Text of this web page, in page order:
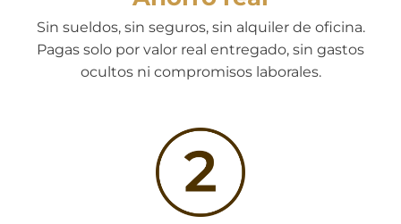
Sin sueldos, sin seguros, sin alquiler de oficina.
Pagas solo por valor real entregado, sin gastos
ocultos ni compromisos laborales.